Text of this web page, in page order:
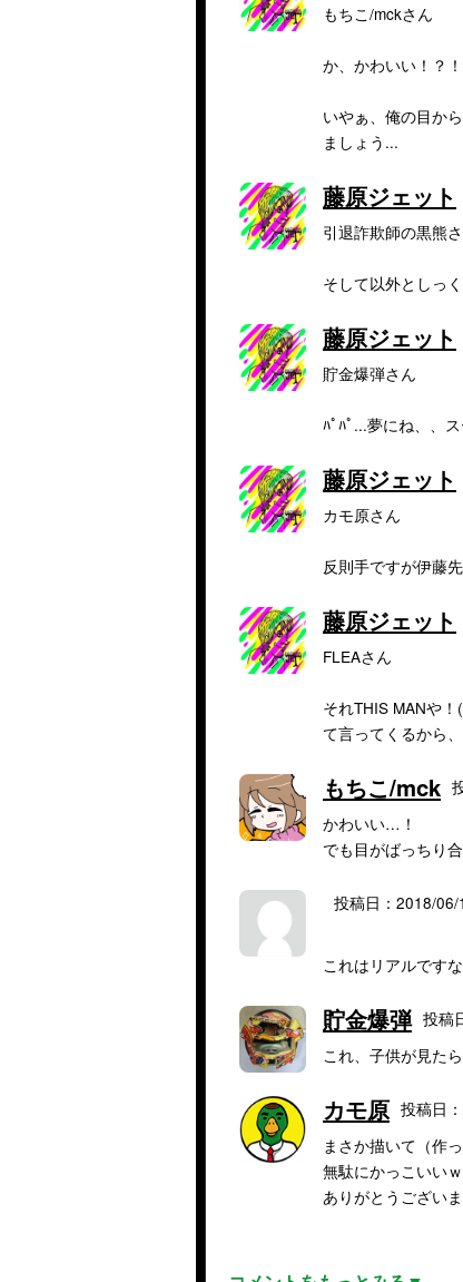
もちこ/mckさん
か、かわいい！？
いやぁ、俺の目か
ましょう...
藤原ジェット
引退詐欺師の黒熊
そして以外としっ
藤原ジェット
貯金爆弾さん
ﾊﾟﾊﾟ...夢にね、、
藤原ジェット
カモ原さん
反則手ですが伊藤
藤原ジェット
FLEAさん
それTHIS MANや
て言ってくるから
もちこ/mck
かわいい…！
でも目がばっちり
投稿日：2018/06/
これはリアルです
貯金爆弾 投稿
これ、子供が見た
カモ原 投稿日
まさか描いて（作
無駄にかっこいい
ありがとうござい